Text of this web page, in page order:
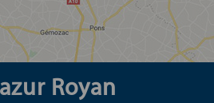
Royan